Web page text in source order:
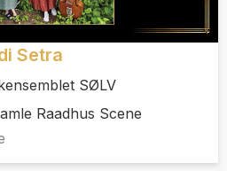
Setra
SØLV
Raadhus Scene